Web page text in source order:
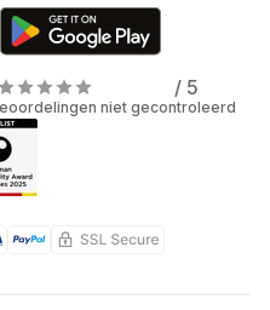
/ 5
niet gecontroleerd